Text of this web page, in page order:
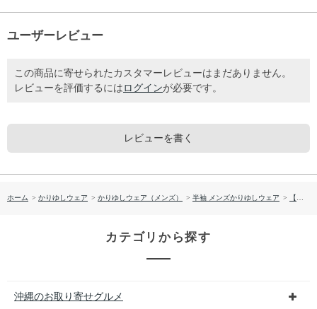
ユーザーレビュー
この商品に寄せられたカスタマーレビューはまだありません。
レビューを評価するには ログインが必要です。
レビューを書く
ホーム > かりゆしウェア > かりゆしウェア（メンズ） > 半袖 メンズかりゆしウェア > 【送料無料】形態安定 ブロックフラワー柄 かりゆしウェアP1025-21
カテゴリから探す
沖縄のお取り寄せグルメ